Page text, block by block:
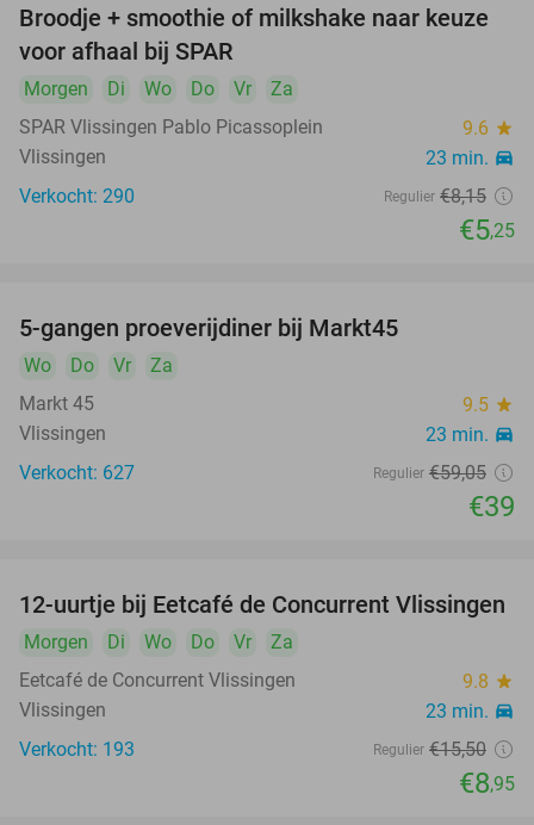
36%
Broodje + smoothie of milkshake naar keuze
voor afhaal bij SPAR
Morgen Di Wo Do Vr
Za
SPAR Vlissingen Pablo Picassoplein
9.6 star
Vlissingen 23 min. directions_car
Verkocht: 290 Regulier €8,15
€5,25
5-gangen proeverijdiner bij Markt45
Wo Do Vr
Za
Markt 45
9.5 star
Vlissingen 23 min. directions_car
Verkocht: 627 Regulier €59,05
€39
42%
12-uurtje bij Eetcafé de Concurrent Vlissingen
Morgen Di Wo Do Vr
Za
Eetcafé de Concurrent Vlissingen
9.8 star
Vlissingen 23 min. directions_car
Verkocht: 193 Regulier €15,50
€8,95